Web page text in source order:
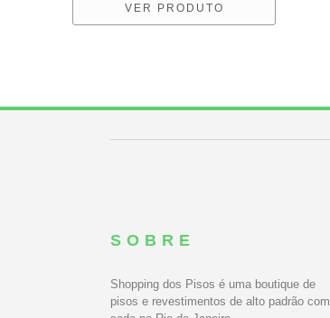
VER PRODUTO
SOBRE
Shopping dos Pisos é uma boutique de
pisos e revestimentos de alto padrão com